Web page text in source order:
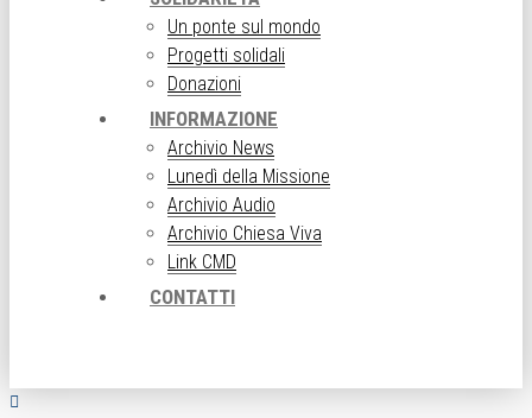
Un ponte sul mondo
Progetti solidali
Donazioni
INFORMAZIONE
Archivio News
Lunedì della Missione
Archivio Audio
Archivio Chiesa Viva
Link CMD
CONTATTI